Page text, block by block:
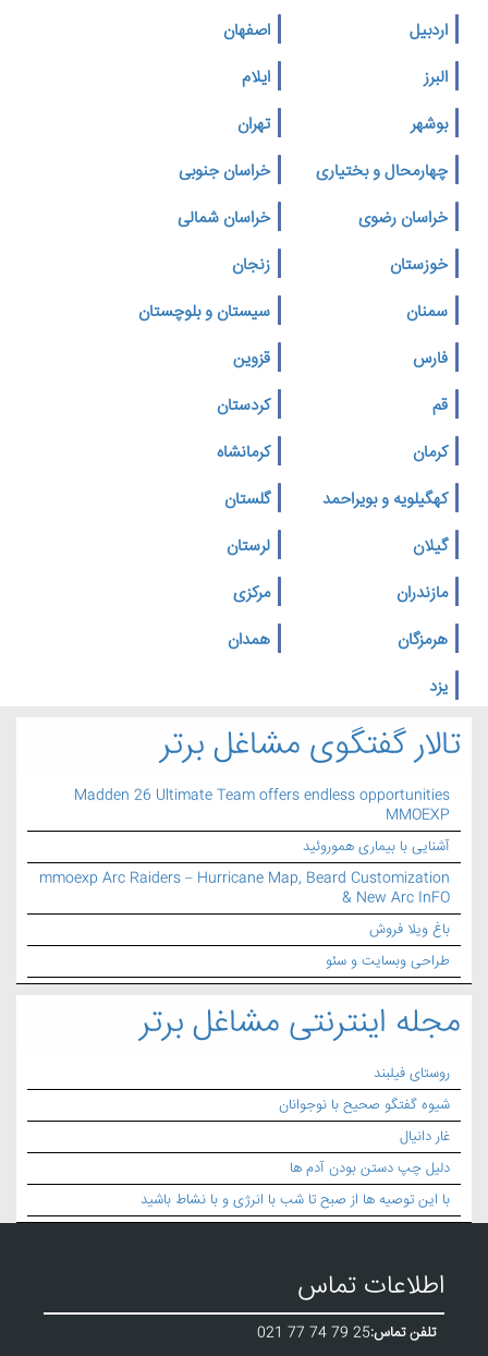
اردبیل
اصفهان
البرز
ایلام
بوشهر
تهران
چهارمحال و بختیاری
خراسان جنوبی
خراسان رضوی
خراسان شمالی
خوزستان
زنجان
سمنان
سیستان و بلوچستان
فارس
قزوین
قم
کردستان
کرمان
کرمانشاه
کهگیلویه و بویراحمد
گلستان
گیلان
لرستان
مازندران
مرکزی
هرمزگان
همدان
یزد
تالار گفتگوی مشاغل برتر
Madden 26 Ultimate Team offers endless opportunities
MMOEXP
آشنایی با بیماری هموروئید
mmoexp Arc Raiders – Hurricane Map, Beard Customization
& New Arc InFO
باغ ویلا فروش
طراحی وبسایت و سئو
مجله اینترنتی مشاغل برتر
روستای فیلبند
شیوه گفتگو صحیح با نوجوانان
غار دانیال
دلیل چپ دستن بودن آدم ها
با این توصیه ها از صبح تا شب با انرژی و با نشاط باشید
اطلاعات تماس
تلفن تماس:021 77 74 79 25